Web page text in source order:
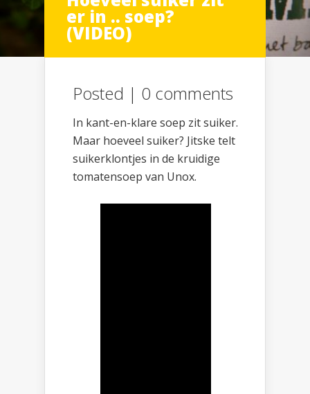
er in .. soep?
(VIDEO)
Posted | 0 comments
In kant-en-klare soep zit suiker.
Maar hoeveel suiker? Jitske telt
suikerklontjes in de kruidige
tomatensoep van Unox.